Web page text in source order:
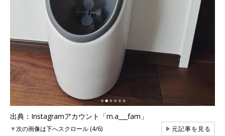
出典：Instagramアカウント「m.a___fam」
▼次の画像は下へスクロール (4/6) ▶元記事を見る